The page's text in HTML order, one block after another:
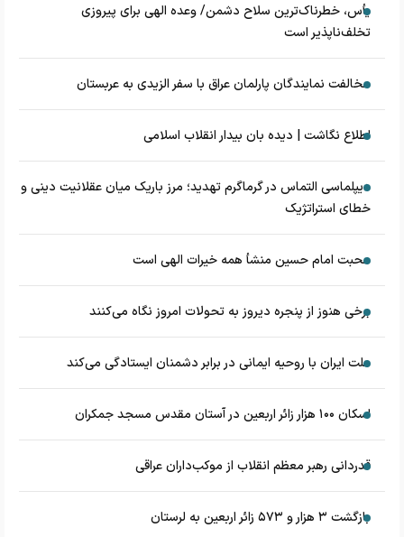
یأس، خطرناک‌ترین سلاح دشمن/ وعده الهی برای پیروزی
تخلف‌ناپذیر است
مخالفت نمایندگان پارلمان عراق با سفر الزیدی به عربستان
اطلاع نگاشت | دیده بان بیدار انقلاب اسلامی
دیپلماسی التماس در گرماگرم تهدید؛ مرز باریک میان عقلانیت دینی و
خطای استراتژیک
محبت امام حسین منشأ همه خیرات الهی است
برخی هنوز از پنجره دیروز به تحولات امروز نگاه می‌کنند
ملت ایران با روحیه ایمانی در برابر دشمنان ایستادگی می‌کند
اسکان ۱۰۰ هزار زائر اربعین در آستان مقدس مسجد جمکران
قدردانی رهبر معظم انقلاب از موکب‌داران عراقی
بازگشت ۳ هزار و ۵۷۳ زائر اربعین به لرستان